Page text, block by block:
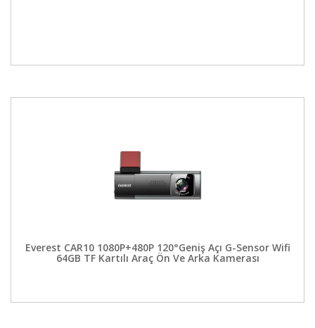
Everest CAR10 1080P+480P 120°Geniş Açı G-Sensor Wifi
64GB TF Kartılı Araç Ön Ve Arka Kamerası